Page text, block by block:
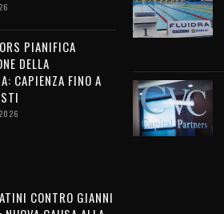
PIANIFICA
DELLA
CAPIENZA FINO A
CONTRO GIANNI